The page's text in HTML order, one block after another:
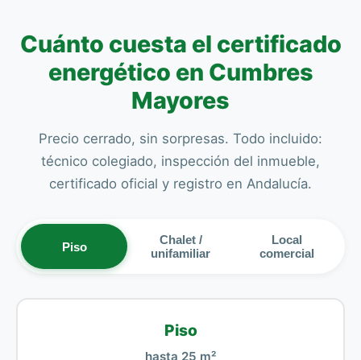
Cuánto cuesta el certificado
energético en Cumbres
Mayores
Precio cerrado, sin sorpresas. Todo incluido:
técnico colegiado, inspección del inmueble,
certificado oficial y registro en Andalucía.
Piso
Chalet /
unifamiliar
Local
comercial
Piso
hasta 25 m²